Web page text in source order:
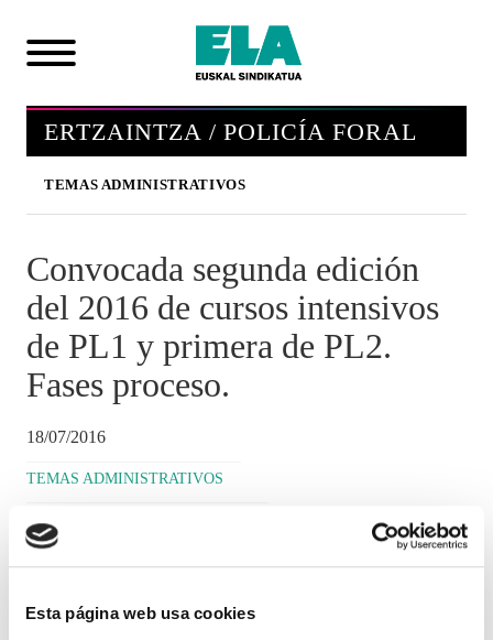
Esta página web usa cookies
ERTZAINTZA / POLICÍA FORAL
TEMAS ADMINISTRATIVOS
Convocada segunda edición
del 2016 de cursos intensivos
de PL1 y primera de PL2.
Fases proceso.
18/07/2016
TEMAS ADMINISTRATIVOS